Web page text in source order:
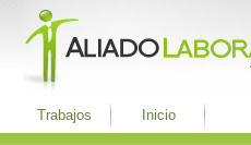
Trabajos Inicio